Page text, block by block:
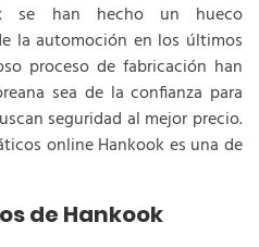
se han hecho un hueco
la automoción en los últimos
proceso de fabricación han
sea de la confianza para
seguridad al mejor precio.
online Hankook es una de
de Hankook